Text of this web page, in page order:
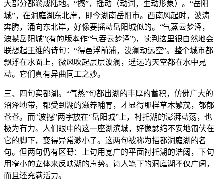
大部分都淤成陆地。“撼”，摇动（动词，生动形象）。“岳阳
城”，在洞庭湖东北岸，即今湖南岳阳市。西南风起时，波涛
奔腾，涌向东北岸，好像要摇动岳阳城似的。“气蒸云梦泽，
波撼岳阳城”(有的版本作“气吞云梦泽”)，读到这里很自然地会
联想起王维的诗句：“得邑浮前浦，波澜动远空”。整个城市都
飘浮在水面上，微风吹起层层波澜，遥远的天空都在水中晃
动。它们真有异曲同工之妙。
三、四句实都湖。“气蒸”句都出湖的丰厚的蓄积，仿佛广大的
沼泽地带，都受到湖的滋养哺育，才显得那样草木繁茂，郁郁
苍苍。而“波撼”两字放在“岳阳城”上，衬托湖的澎湃动荡，也
极为有力。人们眼中的这一座湖滨城，好像瑟缩不安地匍伏在
它的脚下，变得异常渺小了。这两句被称为描都洞庭湖的名
句。但两句仍有区野：上句用宽广的平面衬托湖的浩阔，下句
用窄小的立体来反映湖的声势。诗人笔下的洞庭湖不仅广阔，
而且还充满活力。